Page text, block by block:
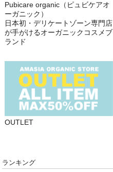
Pubicare organic（ピュビケアオ
ーガニック）
日本初・デリケートゾーン専門店
が手がけるオーガニックコスメブ
ランド
OUTLET
ランキング